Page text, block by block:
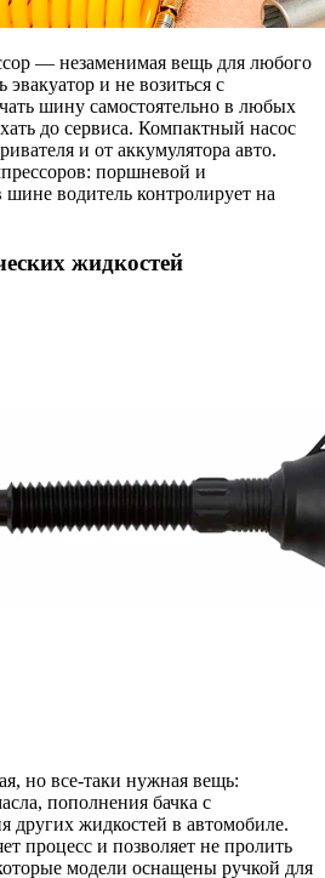
— незаменимая вещь для любого
и не возиться с
шину самостоятельно в любых
до сервиса. Компактный насос
и от аккумулятора авто.
поршневой и
водитель контролирует на
жидкостей
но все-таки нужная вещь:
пополнения бачка с
других жидкостей в автомобиле.
процесс и позволяет не пролить
модели оснащены ручкой для